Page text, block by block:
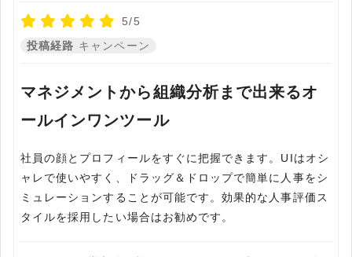
5/5
投稿経路 キャンペーン
マネジメントから組織分析まで出来るオ
ールインワンツール
社員の顔とプロフィールをすぐに把握できます。UIはオシ
ャレで使いやすく、ドラッグ＆ドロップで簡単に人事をシ
ミュレーションすることが可能です。効果的な人事評価ス
タイルを採用したい場合はお勧めです。